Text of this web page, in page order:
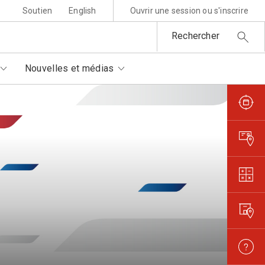
Soutien English Ouvrir une session ou s'inscrire
Rechercher
et règlements
Nouvelles et médias
et interruptions